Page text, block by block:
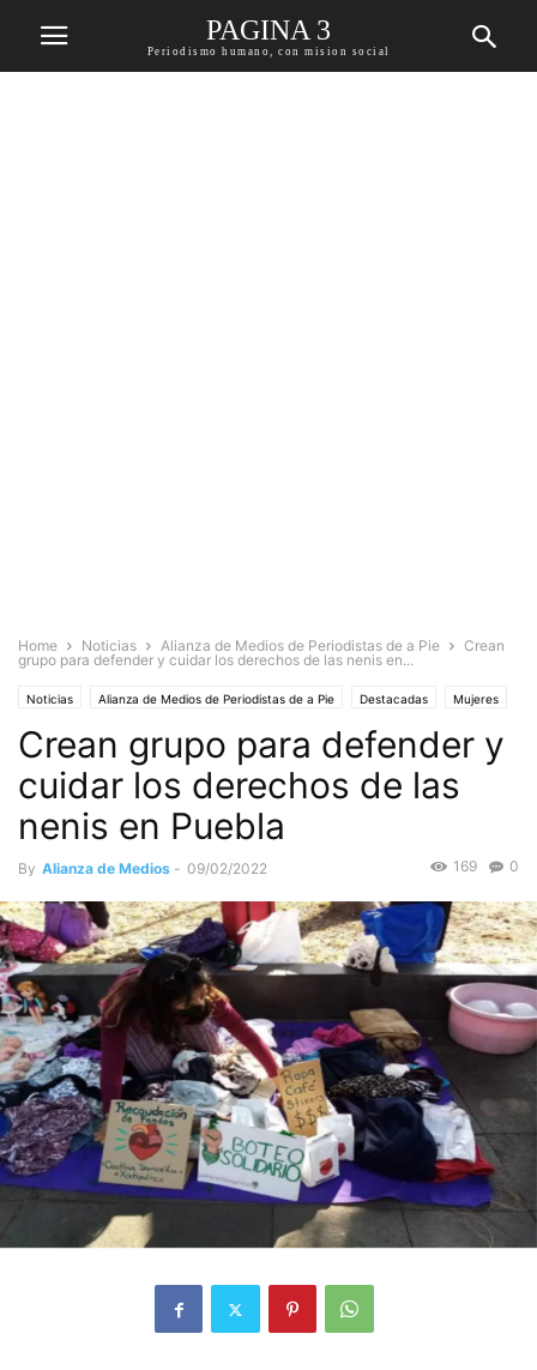
PAGINA 3
Periodismo humano, con mision social
Home Noticias Alianza de Medios de Periodistas de a Pie
Crean
grupo para defender y cuidar los derechos de las nenis en...
Noticias Alianza de Medios de Periodistas de a Pie Destacadas Mujeres
Sociedad
Crean grupo para defender y
cuidar los derechos de las
nenis en Puebla
By Alianza de Medios - 09/02/2022 0
169